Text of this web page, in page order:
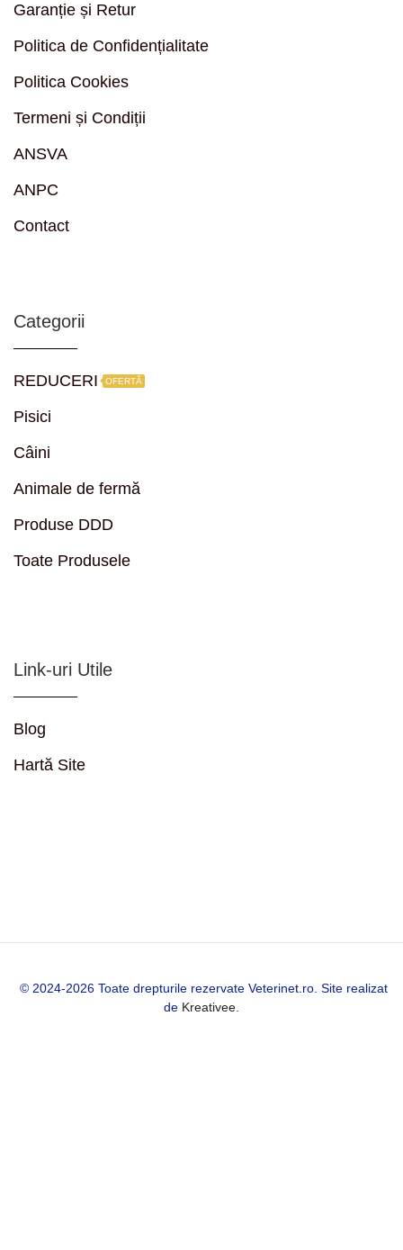
Garanție și Retur
Politica de Confidențialitate
Politica Cookies
Termeni și Condiții
ANSVA
ANPC
Contact
Categorii
REDUCERI OFERTĂ
Pisici
Câini
Animale de fermă
Produse DDD
Toate Produsele
Link-uri Utile
Blog
Hartă Site
© 2024-2026 Toate drepturile rezervate Veterinet.ro. Site realizat
de Kreativee